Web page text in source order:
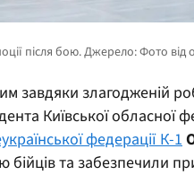
завдяки злагодженій
Київської обласної
федерації К-1
бійців та забезпечили